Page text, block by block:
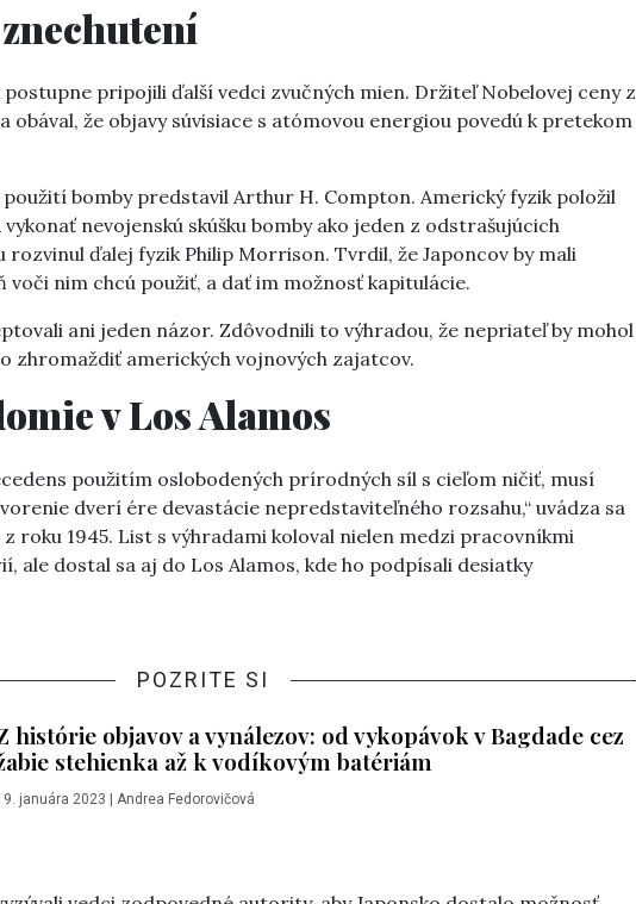
pripojili ďalší vedci zvučných mien. Držiteľ Nobelovej ceny z
obával, že objavy súvisiace s atómovou energiou povedú k pretekom
bomby predstavil Arthur H. Compton. Americký fyzik položil
nevojenskú skúšku bomby ako jeden z odstrašujúcich
rozvinul ďalej fyzik Philip Morrison. Tvrdil, že Japoncov by mali
voči nim chcú použiť, a dať im možnosť kapitulácie.
ani jeden názor. Zdôvodnili to výhradou, že nepriateľ by mohol
zhromaždiť amerických vojnových zajatcov.
v Los Alamos
použitím oslobodených prírodných síl s cieľom ničiť, musí
dverí ére devastácie nepredstaviteľného rozsahu,“ uvádza sa
roku 1945. List s výhradami koloval nielen medzi pracovníkmi
ale dostal sa aj do Los Alamos, kde ho podpísali desiatky
POZRITE SI
histórie objavov a vynálezov: od vykopávok v Bagdade cez
stehienka až k vodíkovým batériám
januára 2023 | Andrea Fedorovičová